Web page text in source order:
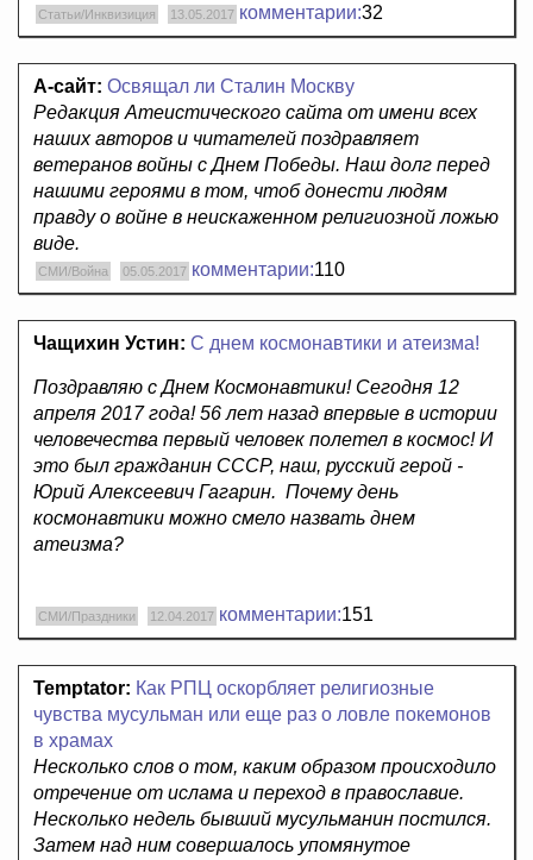
Статьи/Инквизиция 13.05.2017 комментарии:32
А-сайт: Освящал ли Сталин Москву
Редакция Атеистического сайта от имени всех
наших авторов и читателей поздравляет
ветеранов войны с Днем Победы. Наш долг перед
нашими героями в том, чтоб донести людям
правду о войне в неискаженном религиозной ложью
виде.
СМИ/Война 05.05.2017 комментарии:110
Чащихин Устин: С днем космонавтики и атеизма!
Поздравляю с Днем Космонавтики! Сегодня 12
апреля 2017 года! 56 лет назад впервые в истории
человечества первый человек полетел в космос! И
это был гражданин СССР, наш, русский герой -
Юрий Алексеевич Гагарин. Почему день
космонавтики можно смело назвать днем
атеизма?
СМИ/Праздники 12.04.2017 комментарии:151
Temptator: Как РПЦ оскорбляет религиозные
чувства мусульман или еще раз о ловле покемонов
в храмах
Несколько слов о том, каким образом происходило
отречение от ислама и переход в православие.
Несколько недель бывший мусульманин постился.
Затем над ним совершалось упомянутое